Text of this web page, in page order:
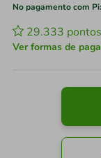
No pagamento com
29.333 pontos
Ver formas de